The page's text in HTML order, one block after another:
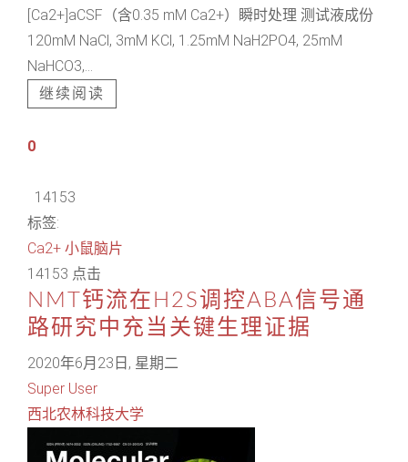
[Ca2+]aCSF（含0.35 mM Ca2+）瞬时处理 测试液成份
120mM NaCl, 3mM KCl, 1.25mM NaH2PO4, 25mM
NaHCO3,...
继续阅读
0
14153
标签:
Ca2+ 小鼠脑片
14153 点击
NMT钙流在H2S调控ABA信号通
路研究中充当关键生理证据
2020年6月23日, 星期二
Super User
西北农林科技大学